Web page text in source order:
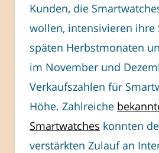
Kunden, die
wollen, intensivieren ihre
späten Herbstmonaten
im November und
Verkaufszahlen für
Höhe. Zahlreiche
Smartwatches konnten
verstärkten Zulauf an